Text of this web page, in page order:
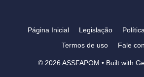
Página Inicial Legislação
Termos de uso
Fale
© 2026 ASSFAPOM • Built with